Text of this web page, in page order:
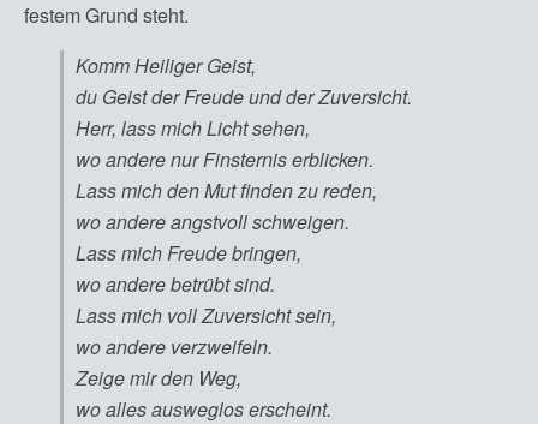
festem Grund steht.
Komm Heiliger Geist,
du Geist der Freude und der Zuversicht.
Herr, lass mich Licht sehen,
wo andere nur Finsternis erblicken.
Lass mich den Mut finden zu reden,
wo andere angstvoll schweigen.
Lass mich Freude bringen,
wo andere betrübt sind.
Lass mich voll Zuversicht sein,
wo andere verzweifeln.
Zeige mir den Weg,
wo alles ausweglos erscheint.